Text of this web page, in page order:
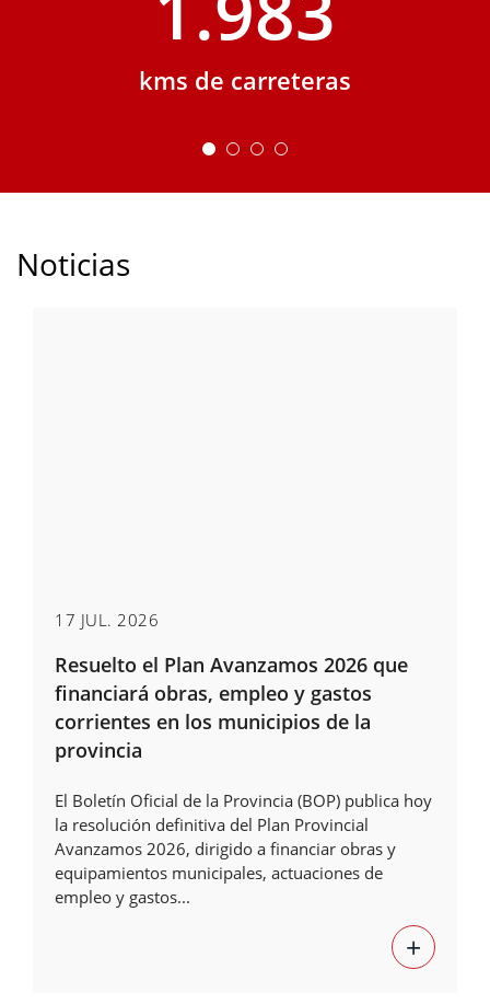
kms de carreteras
Noticias
17 JUL. 2026
Resuelto el Plan Avanzamos 2026 que
financiará obras, empleo y gastos
corrientes en los municipios de la
provincia
El Boletín Oficial de la Provincia (BOP) publica hoy
la resolución definitiva del Plan Provincial
Avanzamos 2026, dirigido a financiar obras y
equipamientos municipales, actuaciones de
empleo y gastos...
+